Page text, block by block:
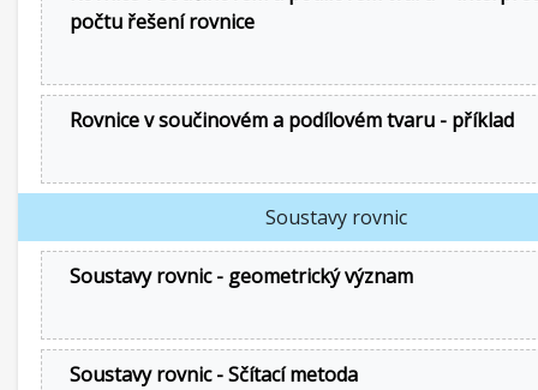
počtu řešení rovnice
Rovnice v součinovém a podílovém tvaru - příklad
Soustavy rovnic
Soustavy rovnic - geometrický význam
Soustavy rovnic - Sčítací metoda